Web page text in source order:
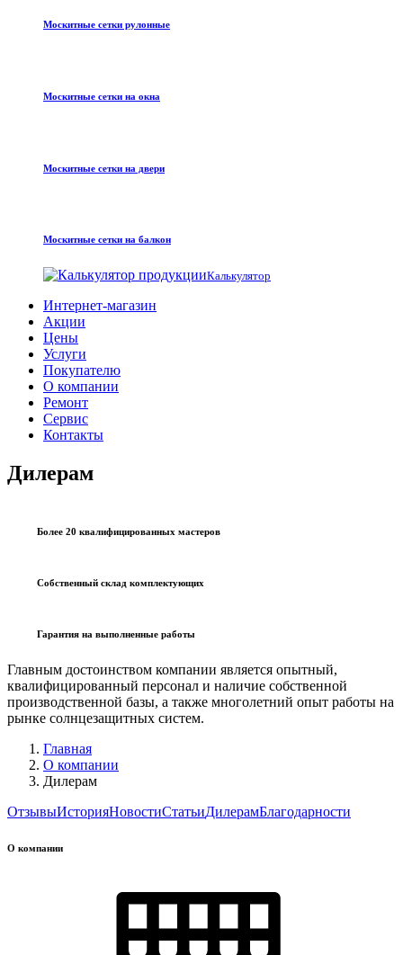
Москитные сетки рулонные
Москитные сетки на окна
Москитные сетки на двери
Москитные сетки на балкон
Калькулятор
Интернет-магазин
Акции
Цены
Услуги
Покупателю
О компании
Ремонт
Сервис
Контакты
Дилерам
Более 20 квалифицированных мастеров
Собственный склад комплектующих
Гарантия на выполненные работы
Главным достоинством компании является опытный,
квалифицированный персонал и наличие собственной
производственной базы, а также многолетний опыт работы на
рынке солнцезащитных систем.
Главная
О компании
Дилерам
ОтзывыИсторияНовостиСтатьиДилерамБлагодарности
О компании